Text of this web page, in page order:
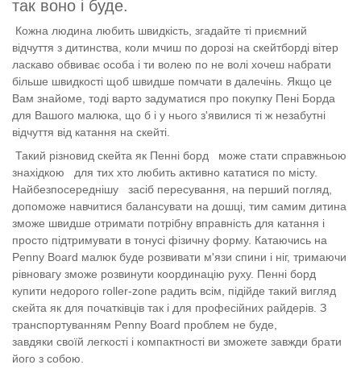
так воно і буде.
Кожна людина любить швидкість, згадайте ті приємний
відчуття з дитинства, коли мчиш по дорозі на скейтборді вітер
ласкаво обвиває особа і ти волею по не волі хочеш набрати
більше швидкості щоб швидше помчати в далечінь. Якщо це
Вам знайоме, тоді варто задуматися про покупку Пені Борда
для Вашого малюка, що б і у нього з'явилися ті ж незабутні
відчуття від катання на скейті.
Такий різновид скейта як Пенні борд
може стати справжньою
знахідкою
для тих хто любить активно кататися по місту.
Найбезпосереднішу
засіб пересування, на перший погляд,
допоможе навчитися балансувати на дошці, тим самим дитина
зможе швидше отримати потрібну вправність для катання і
просто підтримувати в тонусі фізичну форму. Катаючись на
Penny Board малюк буде розвивати м'язи спини і ніг, тримаючи
рівновагу зможе розвинути координацію руху. Пенні борд
купити недорого roller-zone радить всім, підійде такий вигляд
скейта як для початківців так і для професійних райдерів. З
транспортуванням Penny Board проблем не буде,
завдяки своїй легкості і компактності ви зможете завжди брати
його з собою.